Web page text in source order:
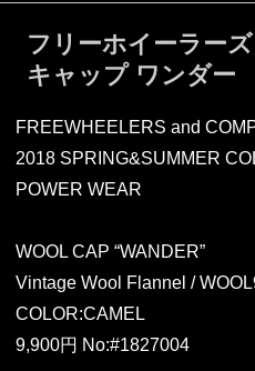
フリーホイーラー
キャップ ワンダー
FREEWHEELERS and
2018 SPRING&SUMMER
POWER WEAR
WOOL CAP “WANDER”
Vintage Wool Flannel /
COLOR:CAMEL
9,900円 No:#1827004